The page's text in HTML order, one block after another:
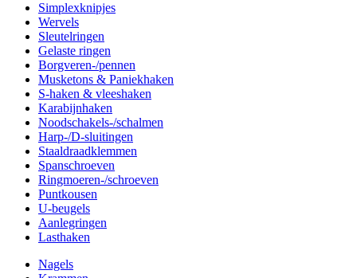
Simplexknipjes
Wervels
Sleutelringen
Gelaste ringen
Borgveren-/pennen
Musketons & Paniekhaken
S-haken & vleeshaken
Karabijnhaken
Noodschakels-/schalmen
Harp-/D-sluitingen
Staaldraadklemmen
Spanschroeven
Ringmoeren-/schroeven
Puntkousen
U-beugels
Aanlegringen
Lasthaken
Nagels